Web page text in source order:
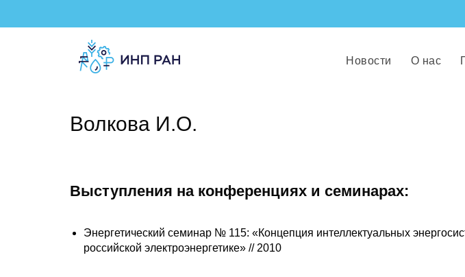
Новости О нас
Волкова И.О.
Выступления на конференциях и семинарах:
Энергетический семинар № 115: «Концепция интеллектуальных
российской электроэнергетике» // 2010